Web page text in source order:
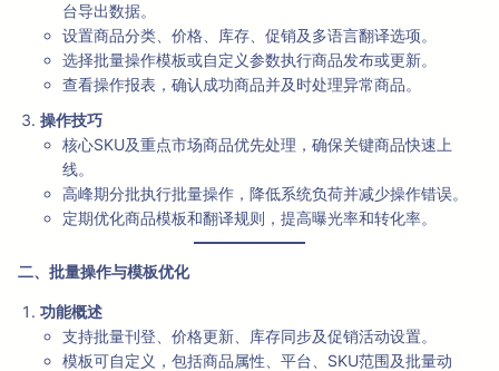
台导出数据。
设置商品分类、价格、库存、促销及多语言翻译选项。
选择批量操作模板或自定义参数执行商品发布或更新。
查看操作报表，确认成功商品并及时处理异常商品。
操作技巧
核心SKU及重点市场商品优先处理，确保关键商品快速上
线。
高峰期分批执行批量操作，降低系统负荷并减少操作错误。
定期优化商品模板和翻译规则，提高曝光率和转化率。
二、批量操作与模板优化
功能概述
支持批量刊登、价格更新、库存同步及促销活动设置。
模板可自定义，包括商品属性、平台、SKU范围及批量动